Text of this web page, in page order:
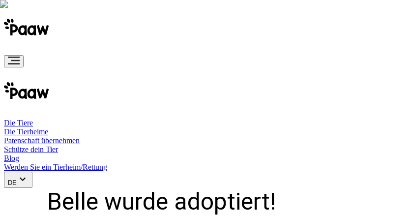
Die Tiere
Die Tierheime
Patenschaft übernehmen
Schütze dein Tier
Blog
Werden Sie ein Tierheim/Rettung
DE
Belle wurde adoptiert!